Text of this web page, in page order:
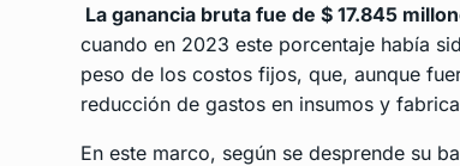
La ganancia bruta fue de $ 17.845
cuando en 2023 este porcentaje había
peso de los costos fijos, que, aunque
reducción de gastos en insumos y
En este marco, según se desprende su